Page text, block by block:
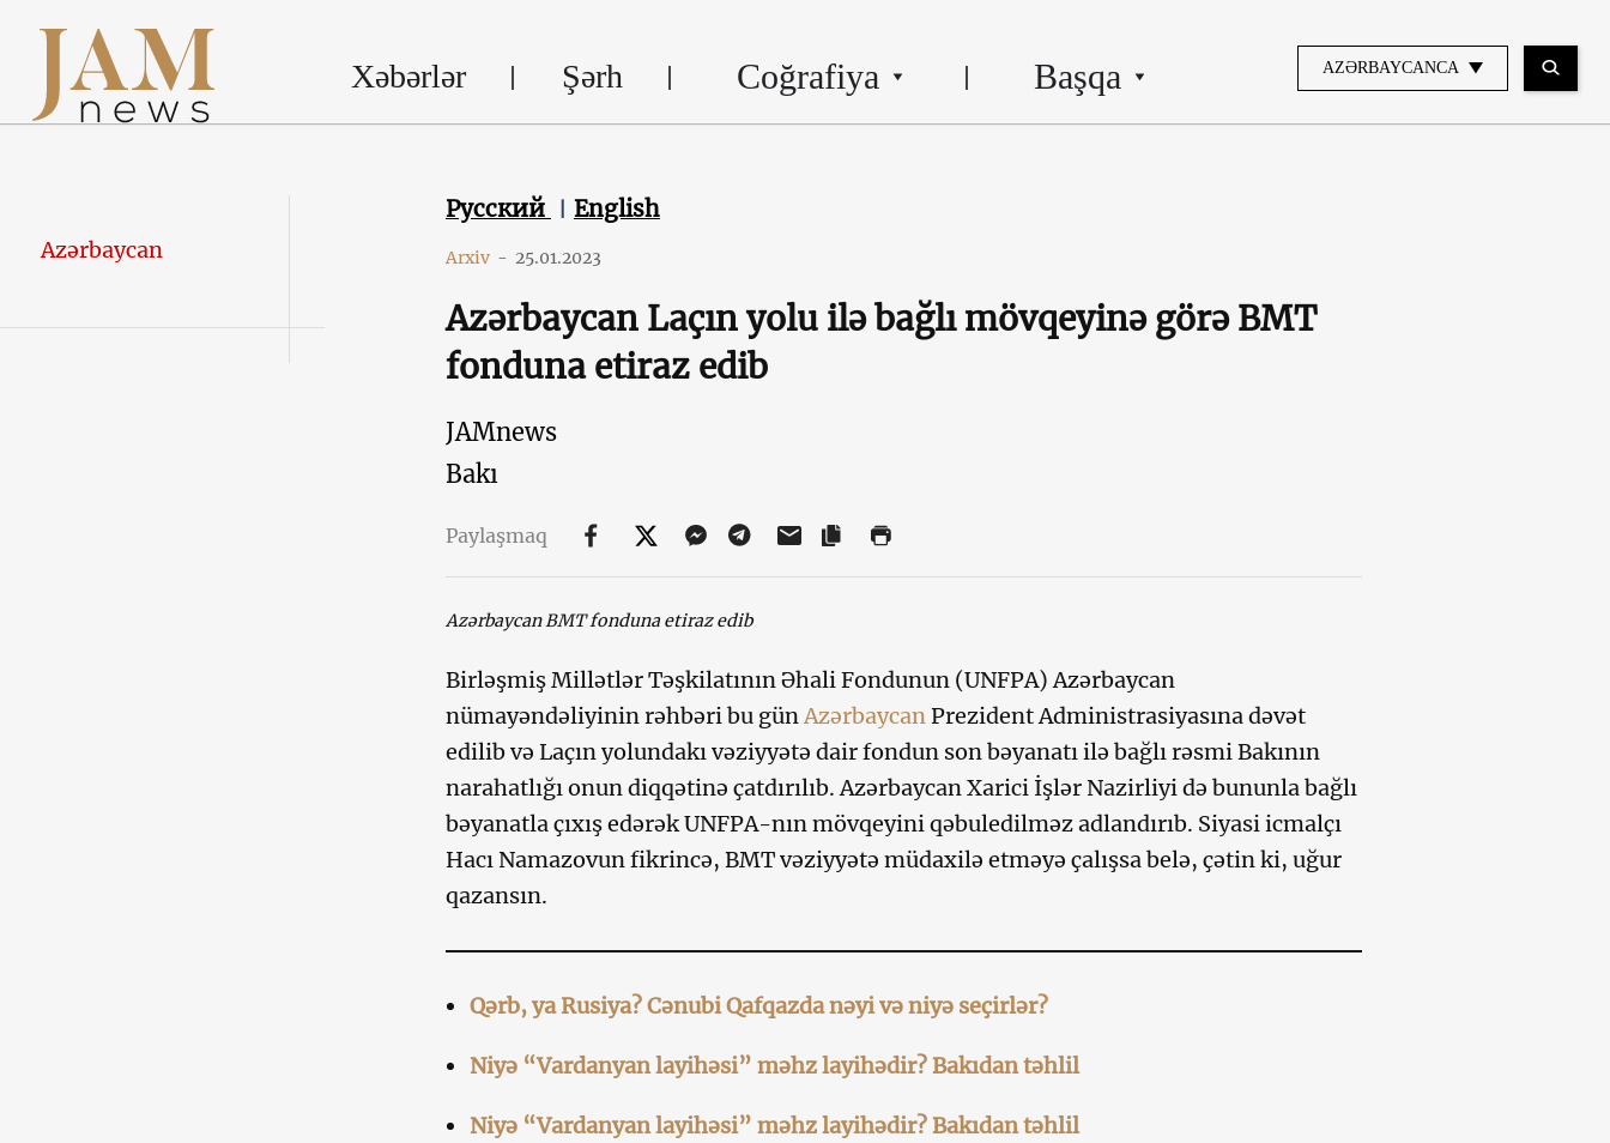
Xəbərlər Şərh Coğrafiya Başqa AZƏRBAYCANCA
Azərbaycan
Русский English
Arxiv - 25.01.2023
Azərbaycan Laçın yolu ilə bağlı mövqeyinə görə BMT
fonduna etiraz edib
JAMnews
Bakı
Paylaşmaq
Azərbaycan BMT fonduna etiraz edib
Birləşmiş Millətlər Təşkilatının Əhali Fondunun (UNFPA) Azərbaycan
nümayəndəliyinin rəhbəri bu günAzərbaycanPrezident Administrasiyasına dəvət
edilib və Laçın yolundakı vəziyyətə dair fondun son bəyanatı ilə bağlı rəsmi Bakının
narahatlığı onun diqqətinə çatdırılıb. Azərbaycan Xarici İşlər Nazirliyi də bununla bağlı
bəyanatla çıxış edərək UNFPA-nın mövqeyini qəbuledilməz adlandırıb. Siyasi icmalçı
Hacı Namazovun fikrincə, BMT vəziyyətə müdaxilə etməyə çalışsa belə, çətin ki, uğur
qazansın.
Qərb, ya Rusiya? Cənubi Qafqazda nəyi və niyə seçirlər?
Niyə “Vardanyan layihəsi” məhz layihədir? Bakıdan təhlil
Niyə “Vardanyan layihəsi” məhz layihədir? Bakıdan təhlil